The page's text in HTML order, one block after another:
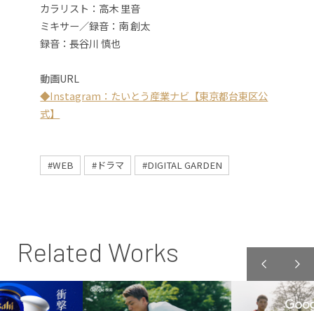
カラリスト：高木 里音
ミキサー／録音：南 創太
録音：長谷川 慎也
動画URL
◆Instagram：たいとう産業ナビ【東京都台東区公
式】
#WEB #ドラマ #DIGITAL GARDEN
Related Works